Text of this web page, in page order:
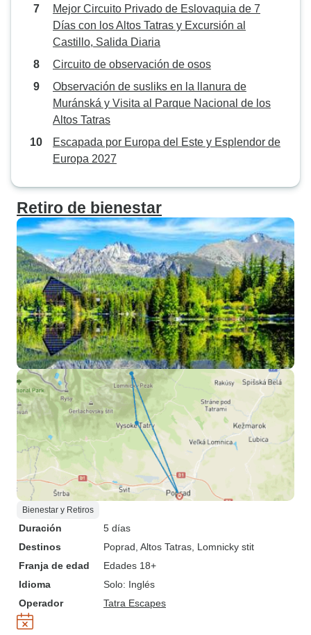
Mejor Circuito Privado de Eslovaquia de 7
Días con los Altos Tatras y Excursión al
Castillo, Salida Diaria
Circuito de observación de osos
Observación de susliks en la llanura de
Muránská y Visita al Parque Nacional de los
Altos Tatras
Escapada por Europa del Este y Esplendor de
Europa 2027
Retiro de bienestar
Bienestar y Retiros
Duración
5 días
Destinos
Poprad , Altos Tatras , Lomnicky stit
Franja de edad
Edades 18+
Idioma
Solo: Inglés
Operador
Tatra Escapes